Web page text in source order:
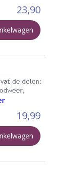
23,90
de delen:
19,99